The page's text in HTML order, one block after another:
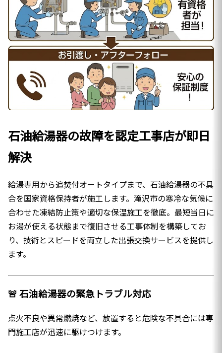
石油給湯器の故障を認定工事店が即日
解決
給湯専用から追焚付オートタイプまで、石油給湯器の不具
合を国家資格保持者が施工します。滝沢市の寒冷な気候に
合わせた凍結防止策や適切な保温施工を徹底。最短当日に
お湯が使える状態まで復旧させる工事体制を構築してお
り、技術とスピードを両立した出張交換サービスを提供し
ます。
🚨 石油給湯器の緊急トラブル対応
点火不良や異常燃焼など、放置すると危険な不具合には専
門施工店が迅速に駆けつけます。